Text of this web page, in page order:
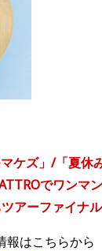
ケズ」/「夏休
でワンマ
アーファイナ
報はこちらから